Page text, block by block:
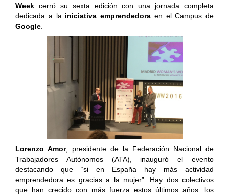
Week cerró su sexta edición con una jornada completa
dedicada a la iniciativa emprendedora en el Campus de
Google
Lorenzo Amor, presidente de la Federación Nacional de
Trabajadores Autónomos (ATA), inauguró el evento
destacando que “si en España hay más actividad
emprendedora es gracias a la mujer”. Hay dos colectivos
que han crecido con más fuerza estos últimos años: los